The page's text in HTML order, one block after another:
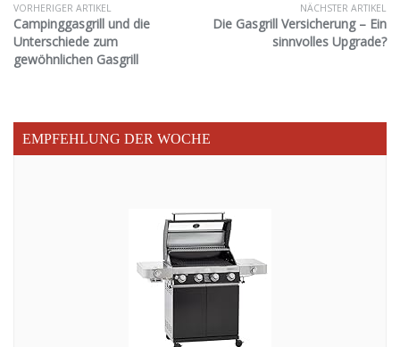
VORHERIGER ARTIKEL
Campinggasgrill und die
Unterschiede zum
gewöhnlichen Gasgrill
NÄCHSTER ARTIKEL
Die Gasgrill Versicherung – Ein
sinnvolles Upgrade?
EMPFEHLUNG DER WOCHE